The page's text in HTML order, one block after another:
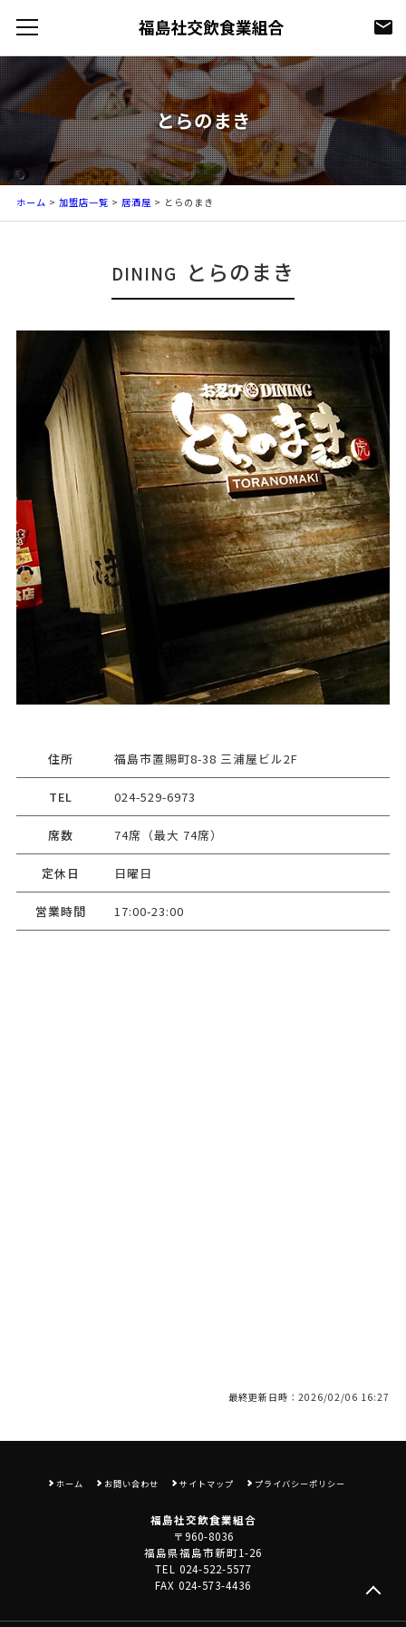
とらのまき
ホーム > 加盟店一覧 > 居酒屋 > とらのまき
DINING とらのまき
住所 福島市置賜町8-38 三浦屋ビル2F
TEL 024-529-6973
席数 74席（最大 74席）
定休日 日曜日
営業時間 17:00-23:00
最終更新日時：2026/02/06 16:27
ホーム お問い合わせ サイトマップ プライバシーポリシー
福島社交飲食業組合
〒960-8036
福島県福島市新町1-26
TEL 024-522-5577
FAX 024-573-4436